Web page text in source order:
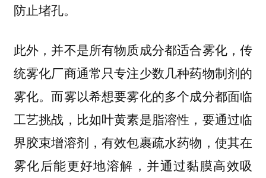
防止堵孔。
此外，并不是所有物质成分都适合雾化，传
统雾化厂商通常只专注少数几种药物制剂的
雾化。而雾以希想要雾化的多个成分都面临
工艺挑战，比如叶黄素是脂溶性，要通过临
界胶束增溶剂，有效包裹疏水药物，使其在
雾化后能更好地溶解，并通过黏膜高效吸